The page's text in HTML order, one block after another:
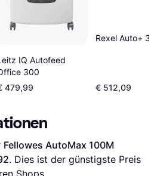
IQ Autofeed
300
479,99
Rexel Auto+
€ 512,09
Fellowes AutoMax 100M
. Dies ist der günstigste Preis
Shops.